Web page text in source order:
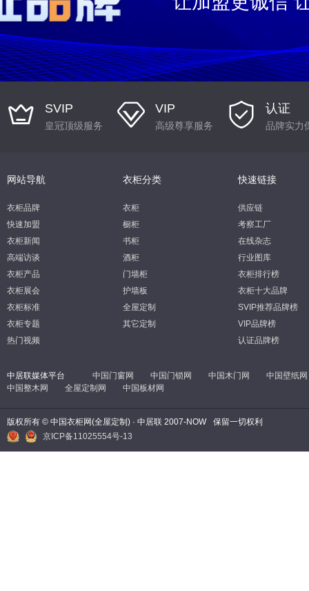
SVIP
皇冠顶级服务
VIP
高级尊享服务
认证
品牌实力
网站导航
衣柜品牌
快速加盟
衣柜新闻
高端访谈
衣柜产品
衣柜展会
衣柜标准
衣柜专题
热门视频
衣柜分类
衣柜
橱柜
书柜
酒柜
门墙柜
护墙板
全屋定制
其它定制
快速链接
供应链
考察工厂
在线杂志
行业图库
衣柜排行榜
衣柜十大品牌
SVIP推荐品牌榜
VIP品牌榜
认证品牌榜
中居联媒体平台 中国门窗网 中国门锁网 中国木门网
中国壁纸网
中国整木网
全屋定制网 中国板材网
版权所有 © 中国衣柜网(全屋定制) · 中居联 2007-NOW
保留一切权利
京ICP备11025554号-13